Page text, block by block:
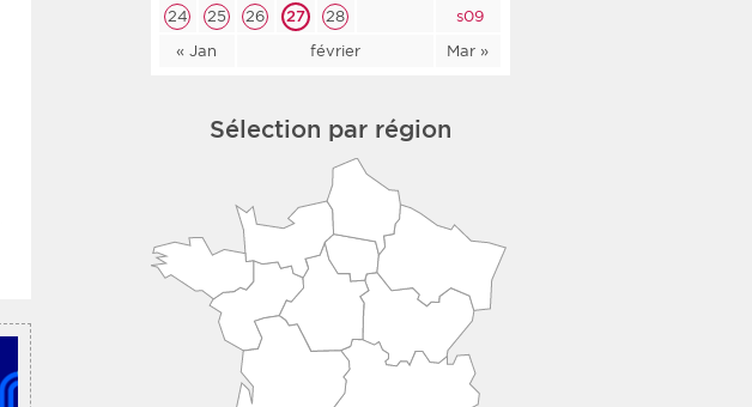
Inversé
« Jan février Mar »
24
25 26 27 28 s09
Sélection par région